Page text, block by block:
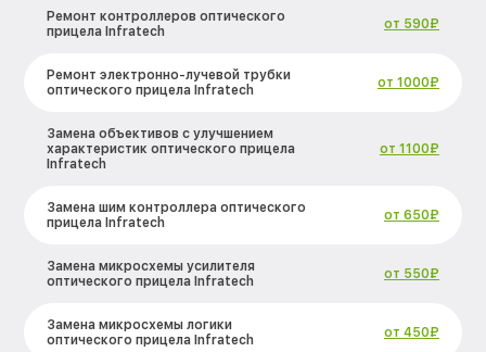
Ремонт контроллеров оптического
прицела Infratech
от 590₽
Ремонт электронно-лучевой трубки
оптического прицела Infratech
от 1000₽
Замена объективов с улучшением
характеристик оптического прицела
Infratech
от 1100₽
Замена шим контроллера оптического
прицела Infratech
от 650₽
Замена микросхемы усилителя
оптического прицела Infratech
от 550₽
Замена микросхемы логики
оптического прицела Infratech
от 450₽